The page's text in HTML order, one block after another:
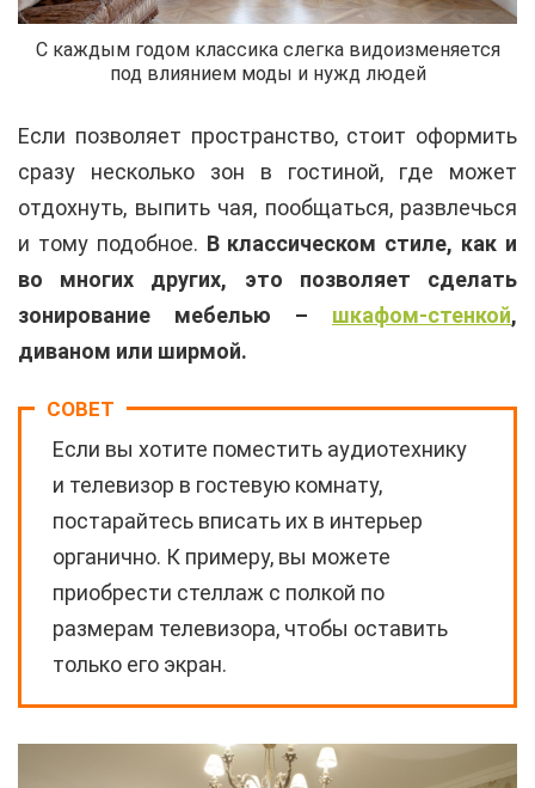
С каждым годом классика слегка видоизменяется
под влиянием моды и нужд людей
Если позволяет пространство, стоит оформить
сразу несколько зон в гостиной, где может
отдохнуть, выпить чая, пообщаться, развлечься
и тому подобное. В классическом стиле, как и
во многих других, это позволяет сделать
зонирование мебелью – шкафом-стенкой,
диваном или ширмой.
СОВЕТ
Если вы хотите поместить аудиотехнику
и телевизор в гостевую комнату,
постарайтесь вписать их в интерьер
органично. К примеру, вы можете
приобрести стеллаж с полкой по
размерам телевизора, чтобы оставить
только его экран.